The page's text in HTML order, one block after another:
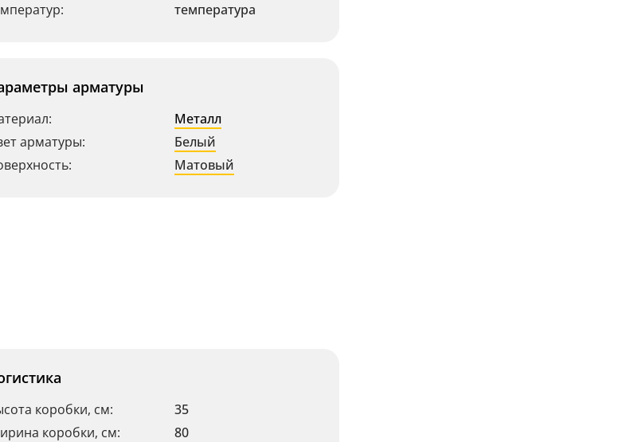
температура
арматуры
Металл
арматуры:
Белый
Матовый
коробки, см:
35
коробки, см:
80